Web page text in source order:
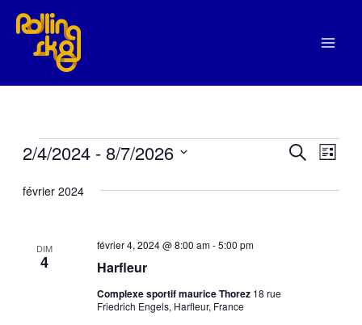
Aller
contenu
Évènements
Recherche
Recherche
Liste
2/4/2024 - 8/7/2026
une
février 2024
DIM
4 Harfleur
février 4, 2024 @ 8:00 am-5:00 pm
Complexe sportif maurice Thorez 18 rue
Friedrich Engels, Harfleur, France